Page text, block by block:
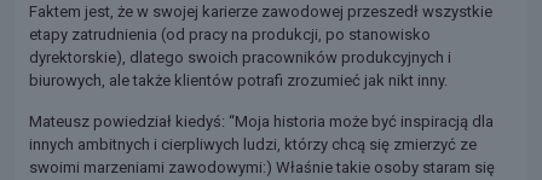
Faktem jest, że w swojej karierze zawodowej przeszedł wszystkie
etapy zatrudnienia (od pracy na produkcji, po stanowisko
dyrektorskie), dlatego swoich pracowników produkcyjnych i
biurowych, ale także klientów potrafi zrozumieć jak nikt inny.
Mateusz powiedział kiedyś: “Moja historia może być inspiracją dla
innych ambitnych i cierpliwych ludzi, którzy chcą się zmierzyć ze
swoimi marzeniami zawodowymi:) Właśnie takie osoby staram się